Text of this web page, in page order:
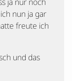
nun ja gar
freute ich
und das